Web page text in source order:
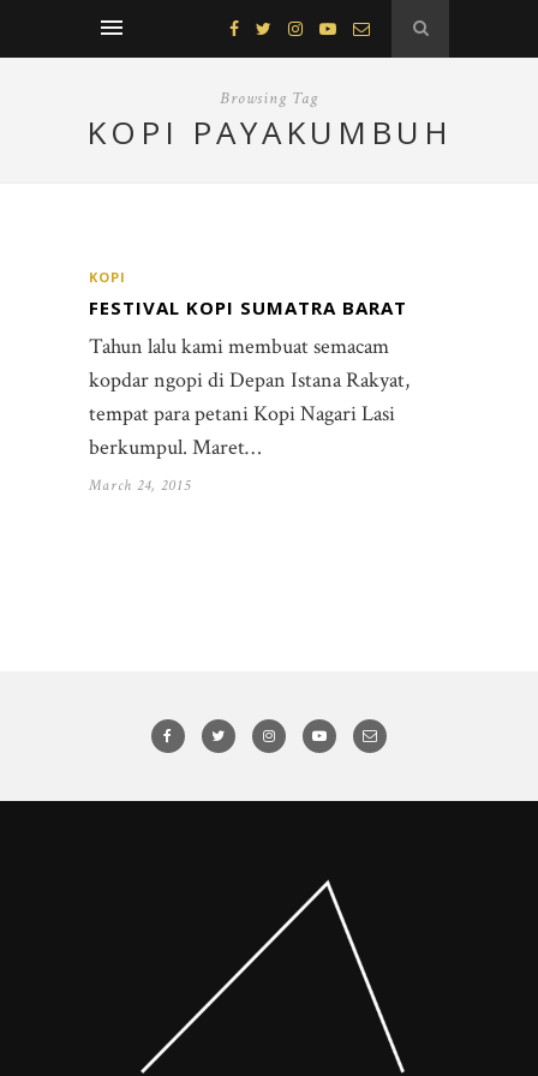
Browsing Tag
KOPI PAYAKUMBUH
KOPI
FESTIVAL KOPI SUMATRA BARAT
Tahun lalu kami membuat semacam
kopdar ngopi di Depan Istana Rakyat,
tempat para petani Kopi Nagari Lasi
berkumpul. Maret…
March 24, 2015